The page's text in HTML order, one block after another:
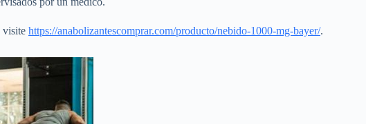
visite https://anabolizantescomprar.com/producto/nebido-1000-mg-bayer/.